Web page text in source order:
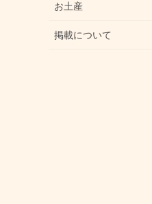
お土産
掲載について